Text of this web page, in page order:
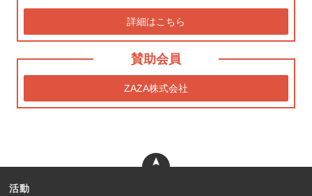
詳細はこちら
賛助会員
ZAZA株式会社
活動